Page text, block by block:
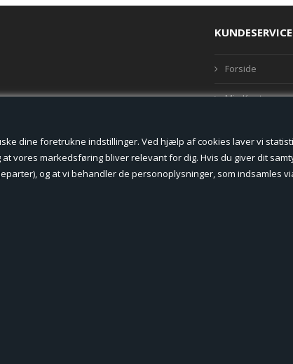
dine foretrukne indstillinger. Ved hjælp af cookies laver vi
vores markedsføring bliver relevant for dig. Hvis du giver dit
og at vi behandler de personoplysninger, som indsamles
KUNDESERVICE
Forside
Min Konto
Vilkår og